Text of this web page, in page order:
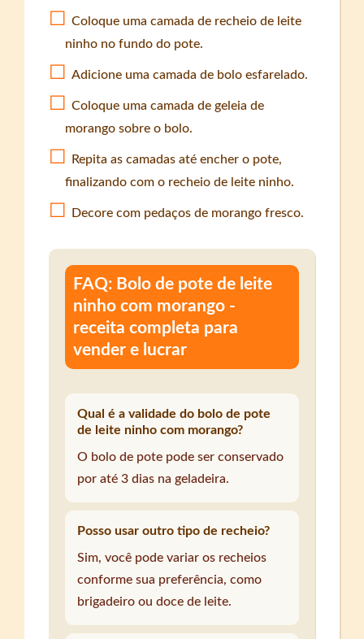
Coloque uma camada de recheio de leite
ninho no fundo do pote.
Adicione uma camada de bolo esfarelado.
Coloque uma camada de geleia de
morango sobre o bolo.
Repita as camadas até encher o pote,
finalizando com o recheio de leite ninho.
Decore com pedaços de morango fresco.
FAQ: Bolo de pote de leite
ninho com morango -
receita completa para
vender e lucrar
Qual é a validade do bolo de pote
de leite ninho com morango?
O bolo de pote pode ser conservado
por até 3 dias na geladeira.
Posso usar outro tipo de recheio?
Sim, você pode variar os recheios
conforme sua preferência, como
brigadeiro ou doce de leite.